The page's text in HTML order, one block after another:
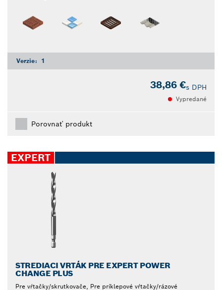
Verzie: 1
38,86 €s DPH
Vypredané
Porovnať produkt
EXPERT
STREDIACI VRTÁK PRE EXPERT POWER
CHANGE PLUS
Pre vŕtačky/skrutkovače, Pre príklepové vŕtačky/rázové